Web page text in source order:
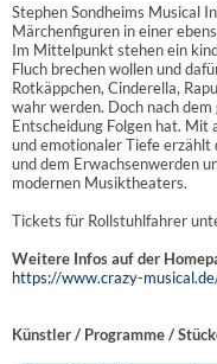
Stephen Sondheims Musical
Märchenfiguren in einer
Im Mittelpunkt stehen ein
Fluch brechen wollen und
Rotkäppchen, Cinderella,
wahr werden. Doch nach
Entscheidung Folgen hat. Mit
und emotionaler Tiefe
und dem Erwachsenwerden
modernen Musiktheaters.
Tickets für Rollstuhlfahrer
Weitere Infos auf der
https://www.crazy-
Künstler / Programme /